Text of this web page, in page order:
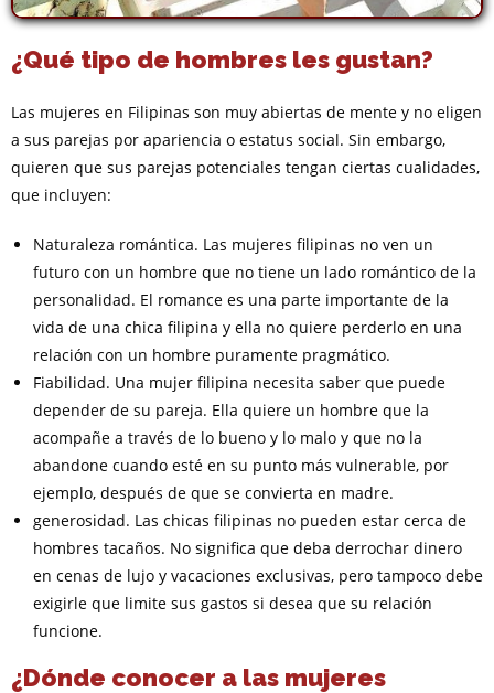
¿Qué tipo de hombres les gustan?
Las mujeres en Filipinas son muy abiertas de mente y no eligen
a sus parejas por apariencia o estatus social. Sin embargo,
quieren que sus parejas potenciales tengan ciertas cualidades,
que incluyen:
Naturaleza romántica. Las mujeres filipinas no ven un
futuro con un hombre que no tiene un lado romántico de la
personalidad. El romance es una parte importante de la
vida de una chica filipina y ella no quiere perderlo en una
relación con un hombre puramente pragmático.
Fiabilidad. Una mujer filipina necesita saber que puede
depender de su pareja. Ella quiere un hombre que la
acompañe a través de lo bueno y lo malo y que no la
abandone cuando esté en su punto más vulnerable, por
ejemplo, después de que se convierta en madre.
generosidad. Las chicas filipinas no pueden estar cerca de
hombres tacaños. No significa que deba derrochar dinero
en cenas de lujo y vacaciones exclusivas, pero tampoco debe
exigirle que limite sus gastos si desea que su relación
funcione.
¿Dónde conocer a las mujeres